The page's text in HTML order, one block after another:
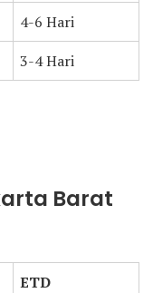
4-6 Hari
3-4 Hari
Barat
ETD